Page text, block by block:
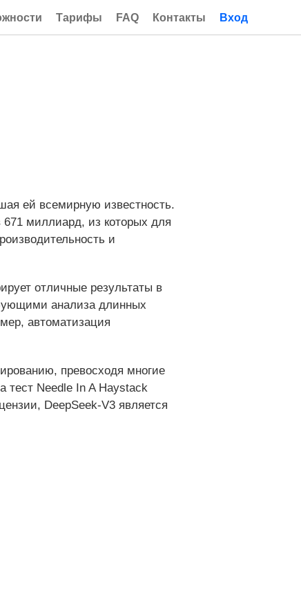
Тарифы FAQ Контакты Вход
ей всемирную известность.
миллиард, из которых для
и
отличные результаты в
анализа длинных
автоматизация
превосходя многие
тест Needle In A Haystack
DeepSeek-V3 является